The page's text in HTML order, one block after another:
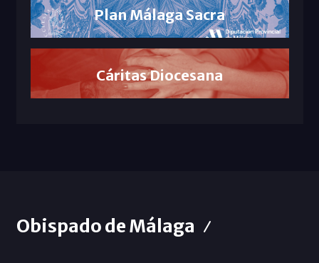
Plan Málaga Sacra
Cáritas Diocesana
Obispado de Málaga